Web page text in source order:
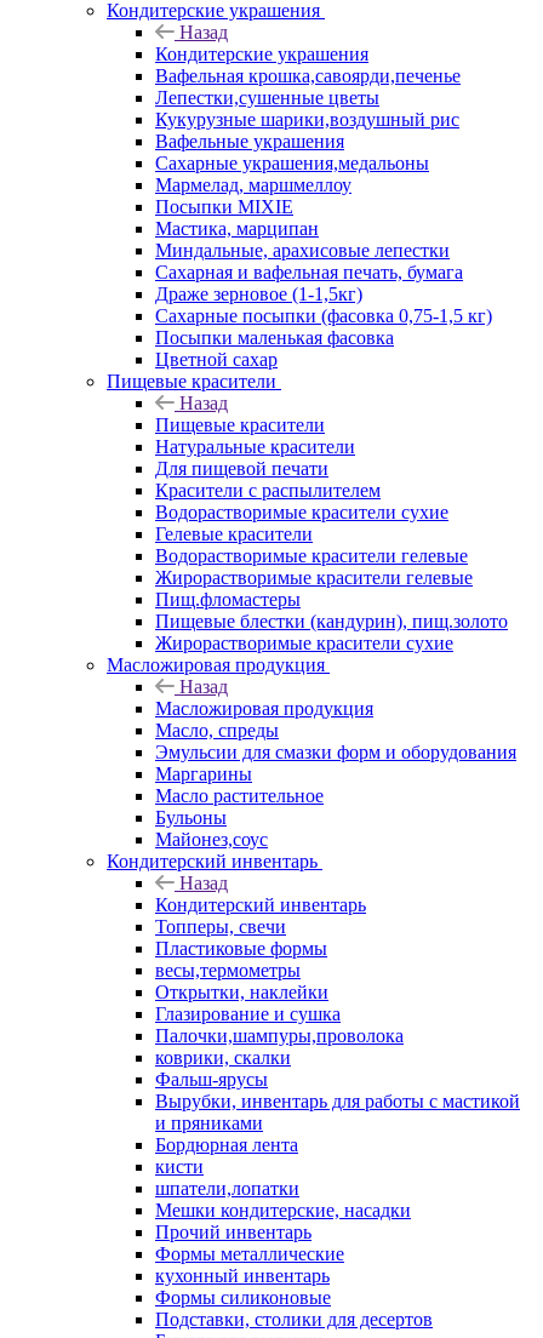
Кондитерские украшения
Назад
Кондитерские украшения
Вафельная крошка,савоярди,печенье
Лепестки,сушенные цветы
Кукурузные шарики,воздушный рис
Вафельные украшения
Сахарные украшения,медальоны
Мармелад, маршмеллоу
Посыпки MIXIE
Мастика, марципан
Миндальные, арахисовые лепестки
Сахарная и вафельная печать, бумага
Драже зерновое (1-1,5кг)
Сахарные посыпки (фасовка 0,75-1,5 кг)
Посыпки маленькая фасовка
Цветной сахар
Пищевые красители
Назад
Пищевые красители
Натуральные красители
Для пищевой печати
Красители с распылителем
Водорастворимые красители сухие
Гелевые красители
Водорастворимые красители гелевые
Жирорастворимые красители гелевые
Пищ.фломастеры
Пищевые блестки (кандурин), пищ.золото
Жирорастворимые красители сухие
Масложировая продукция
Назад
Масложировая продукция
Масло, спреды
Эмульсии для смазки форм и оборудования
Маргарины
Масло растительное
Бульоны
Майонез,соус
Кондитерский инвентарь
Назад
Кондитерский инвентарь
Топперы, свечи
Пластиковые формы
весы,термометры
Открытки, наклейки
Глазирование и сушка
Палочки,шампуры,проволока
коврики, скалки
Фальш-ярусы
Вырубки, инвентарь для работы с мастикой
и пряниками
Бордюрная лента
кисти
шпатели,лопатки
Мешки кондитерские, насадки
Прочий инвентарь
Формы металлические
кухонный инвентарь
Формы силиконовые
Подставки, столики для десертов